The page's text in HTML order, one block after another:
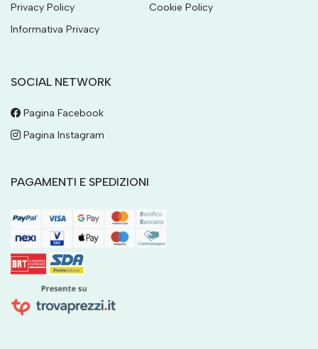
Privacy Policy
Cookie Policy
Informativa Privacy
SOCIAL NETWORK
Pagina Facebook
Pagina Instagram
PAGAMENTI E SPEDIZIONI